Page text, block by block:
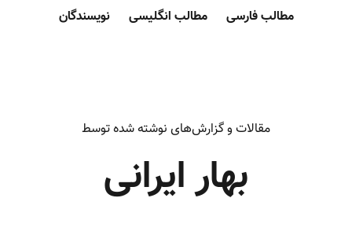
مطالب فارسی مطالب انگلیسی نویسندگان
مقالات و گزارش‌های نوشته شده توسط
بهار ایرانی